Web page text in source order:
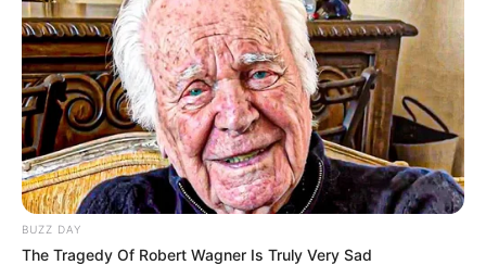
BUZZ DAY
The Tragedy Of Robert Wagner Is Truly Very Sad